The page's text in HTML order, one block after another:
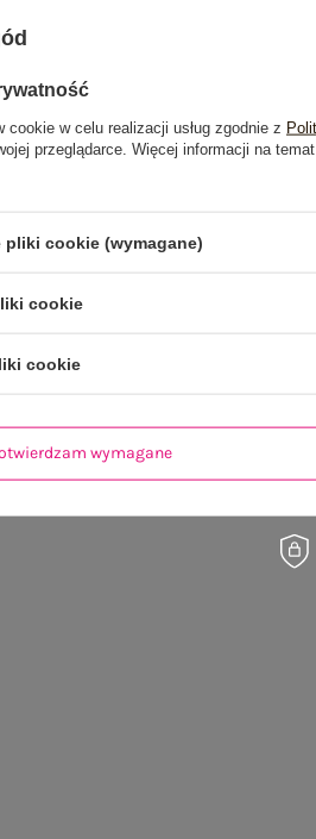
Opinie o produkcie(0)
w celu realizacji usług zgodnie z
przeglądarce. Więcej informacji na
cookie (wymagane)
cookie
cookie
wymagane